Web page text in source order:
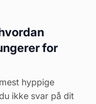
for
hyppige
ikke svar på dit